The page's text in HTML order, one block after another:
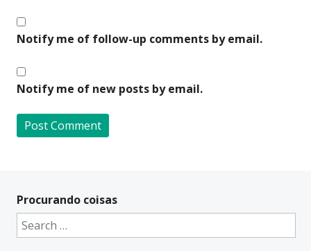
Notify me of follow-up comments by email.
Notify me of new posts by email.
t
e
Procurando coisas
Search
for: